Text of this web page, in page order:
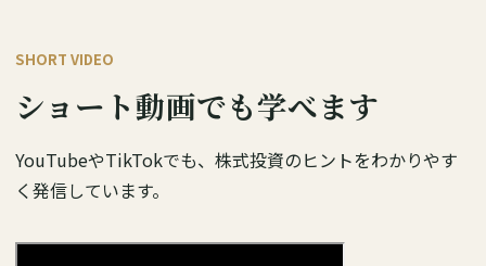
SHORT VIDEO
ショート動画でも学べます
YouTubeやTikTokでも、株式投資のヒントをわかりやす
く発信しています。